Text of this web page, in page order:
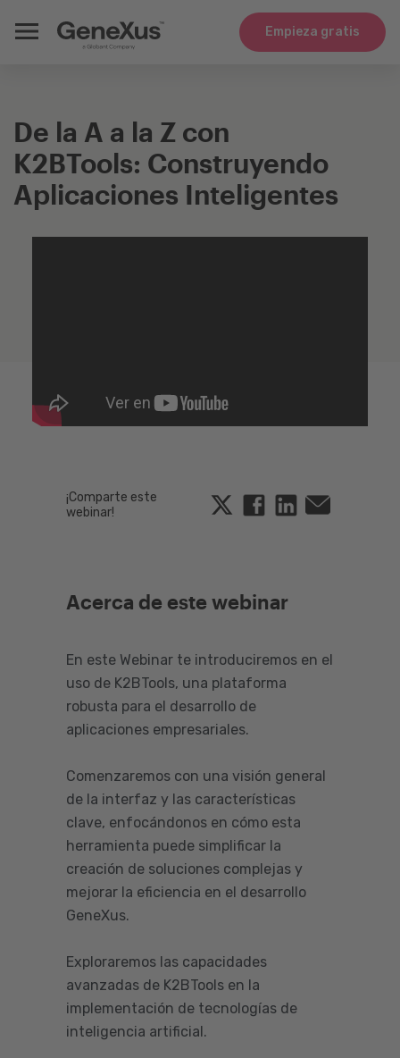
Empieza gratis
De la A a la Z con
K2BTools: Construyendo
Aplicaciones Inteligentes
¡Comparte este
webinar!
Twitter FacebookLinkedin
Acerca de este webinar
En este Webinar te introduciremos en el
uso de K2BTools, una plataforma
robusta para el desarrollo de
aplicaciones empresariales.
Comenzaremos con una visión general
de la interfaz y las características
clave, enfocándonos en cómo esta
herramienta puede simplificar la
creación de soluciones complejas y
mejorar la eficiencia en el desarrollo
GeneXus.
Exploraremos las capacidades
avanzadas de K2BTools en la
implementación de tecnologías de
inteligencia artificial.